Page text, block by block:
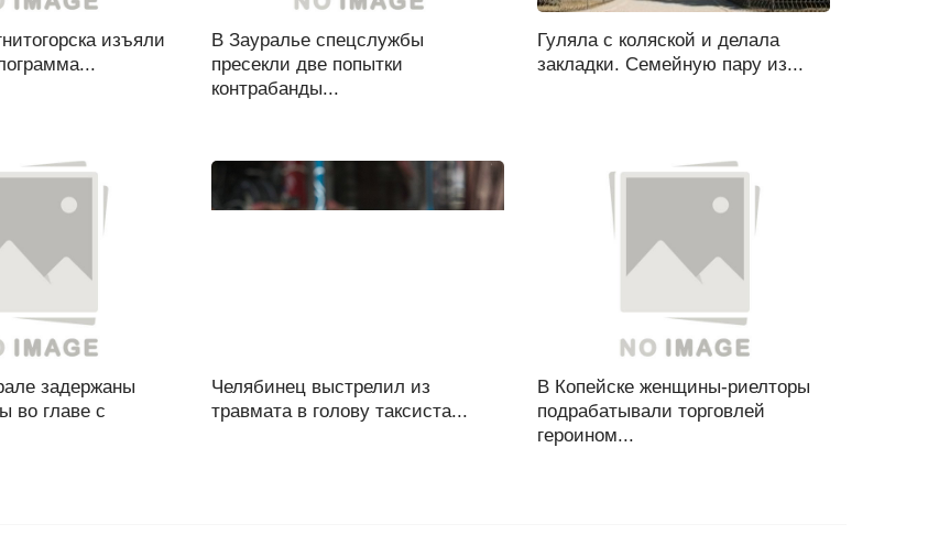
изъяли
В Зауралье спецслужбы
пресекли две попытки
контрабанды...
Гуляла с коляской и делала
закладки. Семейную пару из...
задержаны
во главе с
Челябинец выстрелил из
травмата в голову таксиста...
В Копейске женщины-риелторы
подрабатывали торговлей
героином...